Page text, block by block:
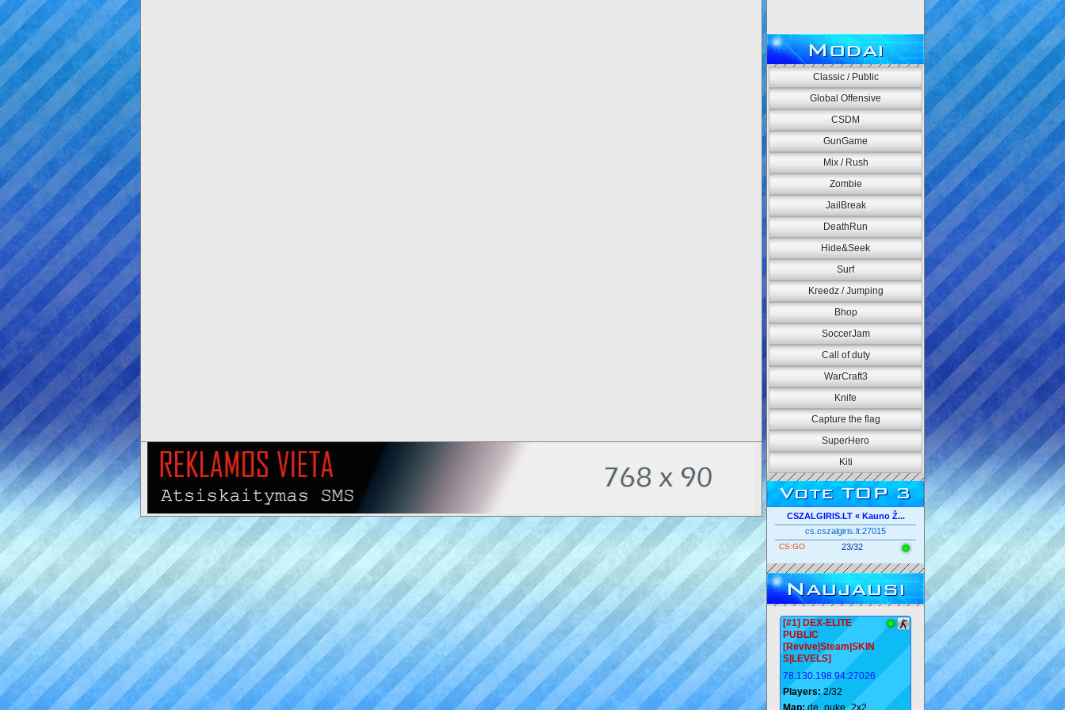
Modai
Classic / Public
Global Offensive
CSDM
GunGame
Mix / Rush
Zombie
JailBreak
DeathRun
Hide&Seek
Surf
Kreedz / Jumping
Bhop
SoccerJam
Call of duty
WarCraft3
Knife
Capture the flag
SuperHero
Kiti
Vote TOP 3
CSZALGIRIS.LT « Kauno Ž...
cs.cszalgiris.lt:27015
CS:GO 23/32
Naujausi